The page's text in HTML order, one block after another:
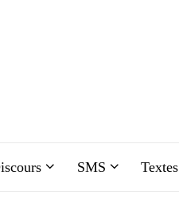
SMS Textes